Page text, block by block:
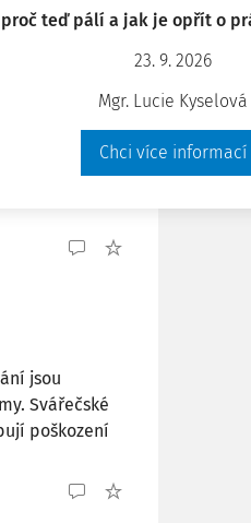
proč teď pálí a jak je opřít o
23. 9. 2026
Mgr. Lucie Kyselová
Chci více informací
než jiná.
jsou
Svářečské
poškození